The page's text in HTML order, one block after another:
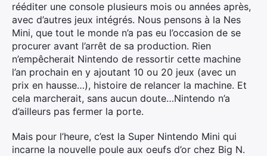
rééditer une console plusieurs mois ou années après,
avec d’autres jeux intégrés. Nous pensons à la Nes
Mini, que tout le monde n’a pas eu l’occasion de se
procurer avant l’arrêt de sa production. Rien
n’empêcherait Nintendo de ressortir cette machine
l’an prochain en y ajoutant 10 ou 20 jeux (avec un
prix en hausse…), histoire de relancer la machine. Et
cela marcherait, sans aucun doute…Nintendo n’a
d’ailleurs pas fermer la porte.
Mais pour l’heure, c’est la Super Nintendo Mini qui
incarne la nouvelle poule aux oeufs d’or chez Big N.